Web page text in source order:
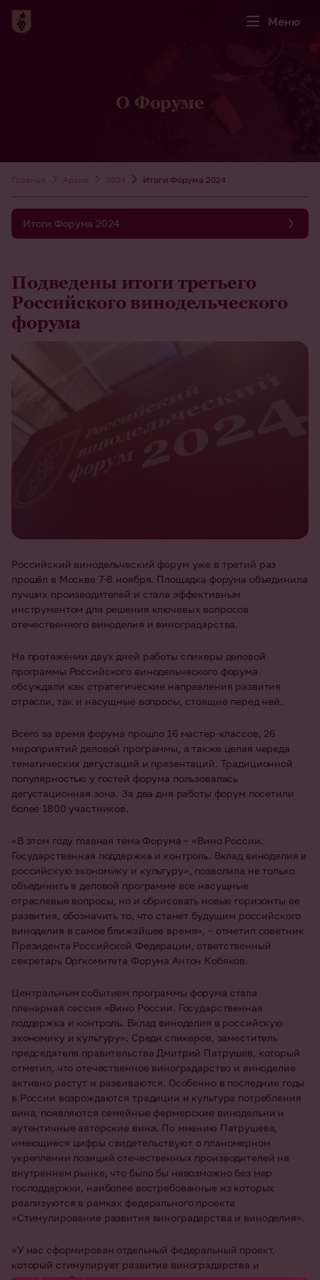
Меню
О Форуме
Главная Архив 2024 Итоги Форума 2024
Итоги Форума 2024
Подведены итоги третьего
Российского винодельческого
форума
Российский винодельческий форум уже в третий раз
прошёл в Москве 7-8 ноября. Площадка форума объединила
лучших производителей и стала эффективным
инструментом для решения ключевых вопросов
отечественного виноделия и виноградарства.
На протяжении двух дней работы спикеры деловой
программы Российского винодельческого форума
обсуждали как стратегические направления развития
отрасли, так и насущные вопросы, стоящие перед ней.
Всего за время форума прошло 16 мастер-классов, 26
мероприятий деловой программы, а также целая череда
тематических дегустаций и презентаций. Традиционной
популярностью у гостей форума пользовалась
дегустационная зона. За два дня работы форум посетили
более 1800 участников.
«В этом году главная тема Форума – «Вино России.
Государственная поддержка и контроль. Вклад виноделия в
российскую экономику и культуру», позволила не только
объединить в деловой программе все насущные
отраслевые вопросы, но и обрисовать новые горизонты ее
развития, обозначить то, что станет будущим российского
виноделия в самое ближайшее время», – отметил советник
Президента Российской Федерации, ответственный
секретарь Оргкомитета Форума Антон Кобяков.
Центральным событием программы форума стала
пленарная сессия «Вино России. Государственная
поддержка и контроль. Вклад виноделия в российскую
экономику и культуру». Среди спикеров, заместитель
председателя правительства Дмитрий Патрушев, который
отметил, что отечественное виноградарство и виноделие
активно растут и развиваются. Особенно в последние годы
в России возрождаются традиции и культура потребления
вина, появляются семейные фермерские винодельни и
аутентичные авторские вина. По мнению Патрушева,
имеющиеся цифры свидетельствуют о планомерном
укреплении позиций отечественных производителей на
внутреннем рынке, что было бы невозможно без мер
господдержки, наиболее востребованные из которых
реализуются в рамках федерального проекта
«Стимулирование развития виноградарства и виноделия».
«У нас сформирован отдельный федеральный проект,
который стимулирует развитие виноградарства и